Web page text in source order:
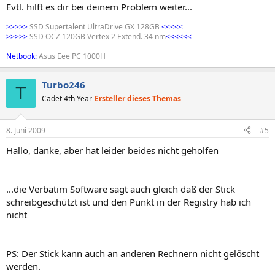
Evtl. hilft es dir bei deinem Problem weiter...
>>>>>SSD Supertalent UltraDrive GX 128GB <<<<<
>>>>>SSD OCZ 120GB Vertex 2 Extend. 34 nm<<<<<<
Netbook:Asus Eee PC 1000H
T Turbo246
Cadet 4th Year Ersteller dieses Themas
8. Juni 2009 #5
Hallo, danke, aber hat leider beides nicht geholfen
...die Verbatim Software sagt auch gleich daß der Stick
schreibgeschützt ist und den Punkt in der Registry hab ich
nicht
PS: Der Stick kann auch an anderen Rechnern nicht gelöscht
werden.